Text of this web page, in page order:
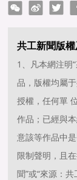
linetelegram
共工新聞版權
1、凡本網注明
品，版權均屬
授權，任何單
作品；已經與
意該等作品中
限制聲明，且
聞”或“來源：